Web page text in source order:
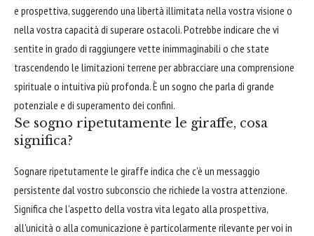
e prospettiva, suggerendo una libertà illimitata nella vostra visione o
nella vostra capacità di superare ostacoli. Potrebbe indicare che vi
sentite in grado di raggiungere vette inimmaginabili o che state
trascendendo le limitazioni terrene per abbracciare una comprensione
spirituale o intuitiva più profonda. È un sogno che parla di grande
potenziale e di superamento dei confini.
Se sogno ripetutamente le giraffe, cosa
significa?
Sognare ripetutamente le giraffe indica che c'è un messaggio
persistente dal vostro subconscio che richiede la vostra attenzione.
Significa che l'aspetto della vostra vita legato alla prospettiva,
all'unicità o alla comunicazione è particolarmente rilevante per voi in